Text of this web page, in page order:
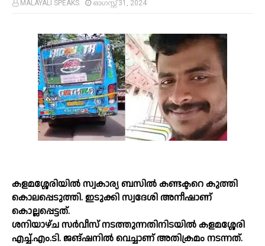
MALAYALI SPEAKS ഓഗസ്റ്റ് 31, 2024
കളമശ്ശേരിയില്‍ സ്വകാര്യ ബസില്‍ കണ്ടക്ടറെ കുത്തി
കൊലപ്പെടുത്തി. ഇടുക്കി സ്വദേശി അനീഷാണ്
കൊല്ലപ്പെട്ടത്.
ശനിയാഴ്ച സര്‍വീസ് നടത്തുന്നതിനിടയില്‍ കളമശ്ശേരി
എച്ച്‌.എം.ടി. ജങ്ഷനില്‍ വെച്ചാണ് അതിക്രമം നടന്നത്.